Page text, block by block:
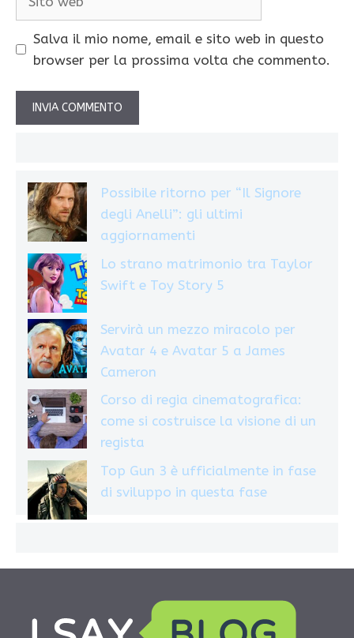
Salva il mio nome, email e sito web in questo
browser per la prossima volta che commento.
Possibile ritorno per “Il Signore
degli Anelli”: gli ultimi
aggiornamenti
Lo strano matrimonio tra Taylor
Swift e Toy Story 5
Servirà un mezzo miracolo per
Avatar 4 e Avatar 5 a James
Cameron
Corso di regia cinematografica:
come si costruisce la visione di un
regista
Top Gun 3 è ufficialmente in fase
di sviluppo in questa fase